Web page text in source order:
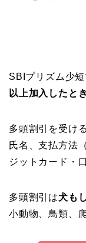
SBIプリズム少短
以上加入したと
多頭割引を受け
氏名、支払方法
ジットカード・
多頭割引は犬も
小動物、鳥類、